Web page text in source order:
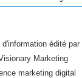
d'information édité par
Marketing
marketing digital